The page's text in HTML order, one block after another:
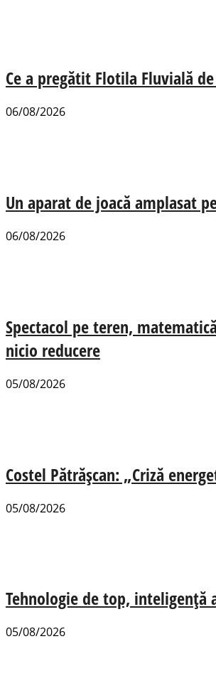
Ce a pregătit Flotila Fluvială
06/08/2026
Un aparat de joacă amplasat
06/08/2026
Spectacol pe teren,
nicio reducere
05/08/2026
Costel Pătrășcan: „Criză
05/08/2026
Tehnologie de top, inteligență
05/08/2026